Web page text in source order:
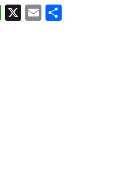
W
ha
X E
m
Pa